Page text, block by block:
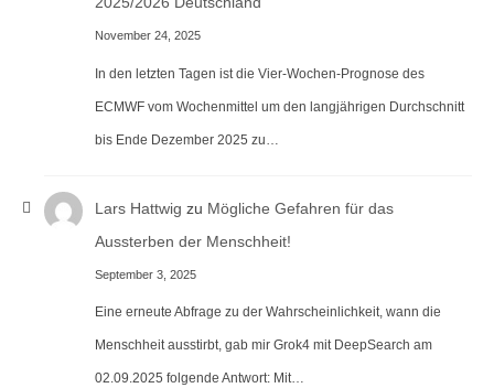
November 24, 2025
In den letzten Tagen ist die Vier-Wochen-Prognose des
ECMWF vom Wochenmittel um den langjährigen Durchschnitt
bis Ende Dezember 2025 zu…
Lars Hattwig zu Mögliche Gefahren für das
Aussterben der Menschheit!
September 3, 2025
Eine erneute Abfrage zu der Wahrscheinlichkeit, wann die
Menschheit ausstirbt, gab mir Grok4 mit DeepSearch am
02.09.2025 folgende Antwort: Mit…